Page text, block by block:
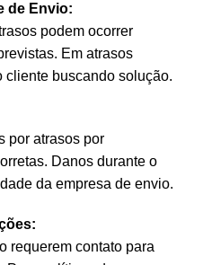
de Envio:
podem ocorrer
Em atrasos
cliente buscando solução.
por atrasos por
Danos durante o
da empresa de envio.
requerem contato para